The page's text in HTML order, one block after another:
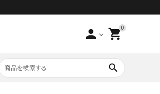
person 0
shopping_cart
search